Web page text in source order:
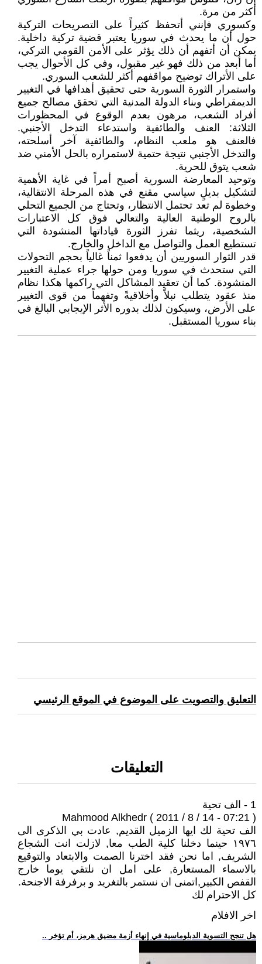
أكثر من مرة.
وكسوري فإنني أتحفظ كثيراً على التصريحات التركية
حول أن ما يحدث في سوريا يعتبر قضية تركية داخلية.
يمكن أن أتفهم أن ذلك يؤثر على الأمن القومي التركي،
أما أبعد من ذلك فهو غير مقبول، وفي كل الأحوال يجب
على الأتراك توضيح مواقفهم أكثر للشعب السوري.
واستمرار الثورة السورية حتى تحقيق أهدافها في التغيير
الديمقراطي وبناء الدولة المدنية التي تحقق مصالح جميع
أفراد الشعب، مرهون بعدم الوقوع في المحظورات
الثلاثة: العنف والطائفية واستدعاء التدخل الأجنبي.
فالعنف هو ملعب النظام، والطائفية آخر أسلحته،
والتدخل الأجنبي نتيجة حتمية لاستمراره بالحل الأمني ضد
شعب يتوق للحرية.
وتوحيد المعارضة السورية أصبح أمراً في غاية الأهمية
لتشكيل بديلٍ سياسي مقنع في هذه المرحلة الانتقالية،
وخطوة لم تعد تحتمل الانتظار، وتحتاج من الجميع التحلي
بالروح الوطنية العالية والتعالي فوق كل الاعتبارات
الشخصية، ريثما تفرز الثورة قياداتها المنشودة التي
تستطيع العمل والتواصل مع الداخل والخارج.
قدر الثوار السوريين أن يدفعوا ثمناً غالياً بحجم التحولات
التي ستحدث في سوريا ومن حولها جراء عملية التغيير
المنشودة. كما أن تعقيد المشاكل التي راكمها هكذا نظام
منذ عقود يتطلب نبلاً وأخلاقيةً وتفهماً من قوى التغيير
على الأرض، وسيكون لذلك بدوره الأثر الإيجابي البالغ في
بناء سوريا المستقبل.
التعليق والتصويت على الموضوع في الموقع الرئيسي
التعليقات
1 - الف تحية
Mahmood Alkhedr ( 2011 / 8 / 14 - 07:21 )
الف تحية لك ايها الزميل القديم, عادت بي الذكرى الى
١٩٧٦ حينما دخلنا كلية الطب معا, لازلت انت الشجاع
الشريف, اما نحن فقد اخترنا الصمت والابتعاد والتوقيع
بالاسماء المستعارة, على امل ان نلتقي يوما خارج
القفص الكبير,اتمنى ان نستمر بالتغريد و برفرفة الاجنحة.
كل الاحترام لك
اخر الافلام
.. هل تنجح التسوية الدبلوماسية في إنهاء أزمة مضيق هرمز، أم تؤخر